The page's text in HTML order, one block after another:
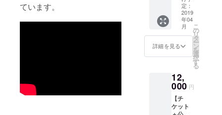
ています。
に。一
緒に展
覧会を
つくっ
た仲間
の印で
●47発酵
サポー
ター限
定チ
ケット
ケット
と展覧
会の内
容を凝
縮した
公式書
都道府
県のそ
れぞれ
の出展
品に関
定：
2019
年04
月
詳細を見る
こ
の
リ
タ
ー
ン
を
選
択
す
る
12,
000 円
【チ
ケット